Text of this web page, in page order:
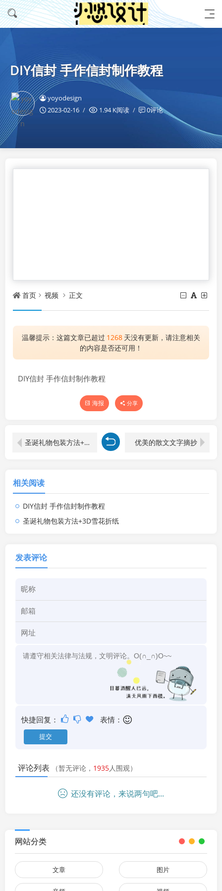
DIY信封 手作信封制作教程
yoyodesign
2023-02-16
1.94 K阅读 0评论
首页 视频 正文
温馨提示：这篇文章已超过 1268 天没有更新，请注意相关
的内容是否还可用！
DIY信封 手作信封制作教程
海报 分享
圣诞礼物包装方法+3D雪花折纸 优美的散文文字摘抄
相关阅读
DIY信封 手作信封制作教程
圣诞礼物包装方法+3D雪花折纸
发表评论
快捷回复： 表情：
评论列表 （暂无评论， 1935人围观）
还没有评论，来说两句吧...
网站分类
文章 图片